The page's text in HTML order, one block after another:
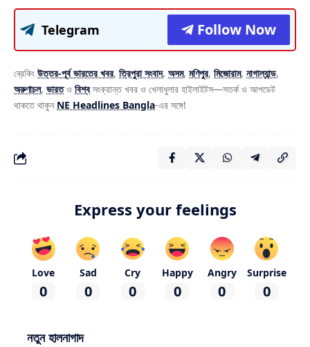
Telegram Follow Now
ব্রেকিং উত্তর-পূর্ব ভারতের খবর, ত্রিপুরা সংবাদ, অসম, মণিপুর, মিজোরাম, নাগাল্যান্ড,
অরুণাচল, ভারতও বিশ্বসংক্রান্ত খবর ও খেলাধুলার হাইলাইটস—সতর্ক ও আপডেট
থাকতে থাকুন NE Headlines Bangla-এর সঙ্গে!
Express your feelings
Love
0
Sad
0
Cry
0
Happy
0
Angry
0
Surprise
0
নতুন হালনাগাদ